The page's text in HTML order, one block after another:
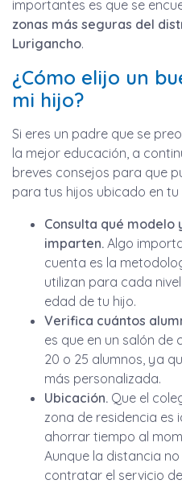
importantes es que se
zonas más seguras del
Lurigancho.
¿Cómo elijo un
mi hijo?
Si eres un padre que se
la mejor educación, a
breves consejos para que
para tus hijos ubicado en tu
Consulta qué
imparten. Algo
cuenta es la
utilizan para cada
edad de tu hijo.
Verifica cuántos
es que en un salón de
20 o 25 alumnos, ya
más personalizada.
Ubicación. Que el
zona de residencia es
ahorrar tiempo al
Aunque la distancia
contratar el servicio